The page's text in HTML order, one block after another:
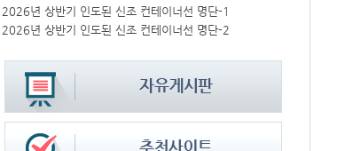
2026년 상반기 인도된 신조 컨테이너선 명단-1
2026년 상반기 인도된 신조 컨테이너선 명단-2